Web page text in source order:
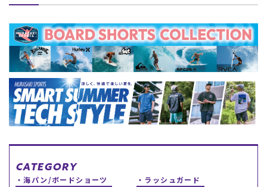
CATEGORY
ファッションTOP
サーフTOP
スノーTOP
スケートTOP
CATEGORY
海パン/ボードショーツ
ラッシュガード